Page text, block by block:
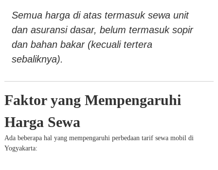
Semua harga di atas termasuk sewa unit
dan asuransi dasar, belum termasuk sopir
dan bahan bakar (kecuali tertera
sebaliknya).
Faktor yang Mempengaruhi
Harga Sewa
Ada beberapa hal yang mempengaruhi perbedaan tarif sewa mobil di
Yogyakarta: